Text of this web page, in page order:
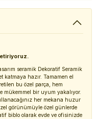
seramik Dekoratif Seramik
hazır. Tamamen el
bu özel parça, hem
mükemmel bir uyum yakalıyor.
her mekana huzur
görünümüyle özel günlerde
biblo olarak evde ve ofisinizde